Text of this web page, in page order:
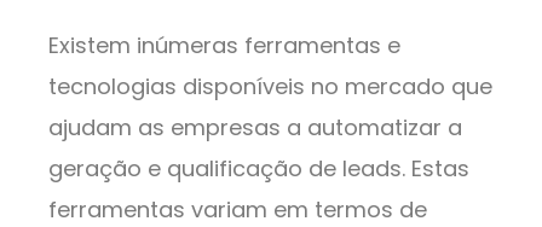
Existem inúmeras ferramentas e
tecnologias disponíveis no mercado que
ajudam as empresas a automatizar a
geração e qualificação de leads. Estas
ferramentas variam em termos de